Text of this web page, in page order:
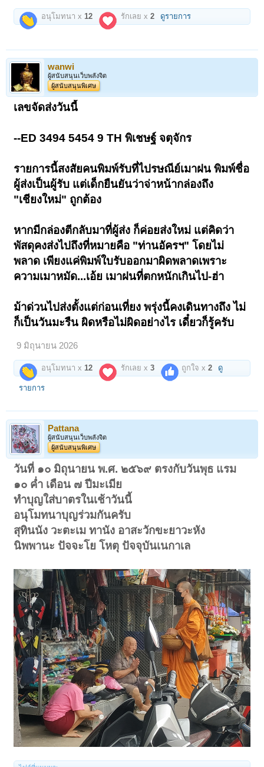
อนุโมทนา x 12 รักเลย x2 ดูรายการ
wanwi
ผู้สนับสนุนเว็บพลังจิต
ผู้สนับสนุนพิเศษ
เลขจัดส่งวันนี้
--ED 3494 5454 9 TH พิเชษฐ์ จตุจักร
รายการนี้สงสัยคนพิมพ์รับที่ไปรษณีย์เมาฝน พิมพ์ชื่อ
ผู้ส่งเป็นผู้รับ แต่เด็กยืนยันว่าจ่าหน้ากล่องถึง
"เชียงใหม่" ถูกต้อง
หากมีกล่องตีกลับมาที่ผู้ส่ง ก็ค่อยส่งใหม่ แต่คิดว่า
พัสดุคงส่งไปถึงที่หมายคือ "ท่านอัครฯ" โดยไม่
พลาด เพียงแค่พิมพ์ใบรับออกมาผิดพลาดเพราะ
ความเมาหมัด...เอ้ย เมาฝนที่ตกหนักเกินไป-ฮ่า
ม้าด่วนไปส่งตั้งแต่ก่อนเที่ยง พรุ่งนี้คงเดินทางถึง ไม่
ก็เป็นวันมะรืน ผิดหรือไม่ผิดอย่างไร เดี๋ยวก็รู้ครับ
9 มิถุนายน 2026
อนุโมทนา x12 รักเลย x3 ถูกใจ x2 ดู
รายการ
Pattana
ผู้สนับสนุนเว็บพลังจิต
ผู้สนับสนุนพิเศษ
วันที่ ๑๐ มิถุนายน พ.ศ. ๒๕๖๙ ตรงกับวันพุธ แรม
๑๐ ค่ำ เดือน ๗ ปีมะเมีย
ทำบุญใส่บาตรในเช้าวันนี้
อนุโมทนาบุญร่วมกันครับ
สุทินนัง วะตะเม ทานัง อาสะวักขะยาวะหัง
นิพพานะ ปัจจะโย โหตุ ปัจจุบันเนกาเล
< ย้อนกลับ ← 4180 4181 4182 4183 4184 → 4201
ถัดไป >